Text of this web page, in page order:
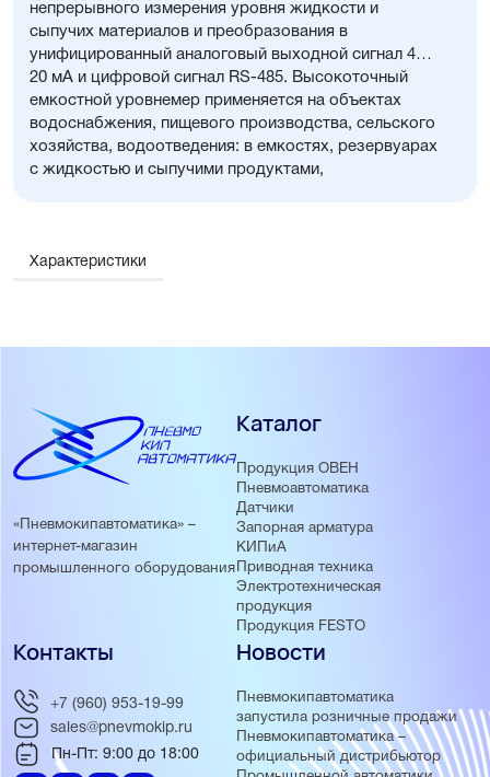
непрерывного измерения уровня жидкости и
сыпучих материалов и преобразования в
унифицированный аналоговый выходной сигнал 4…
20 мА и цифровой сигнал RS-485. Высокоточный
емкостной уровнемер применяется на объектах
водоснабжения, пищевого производства, сельского
хозяйства, водоотведения: в емкостях, резервуарах
с жидкостью и сыпучими продуктами,
Характеристики
«Пневмокипавтоматика» –
интернет-магазин
промышленного оборудования
Каталог
Продукция ОВЕН
Пневмоавтоматика
Датчики
Запорная арматура
КИПиА
Приводная техника
Электротехническая
продукция
Продукция FESTO
Новости
Пневмокипавтоматика
запустила розничные продажи
Пневмокипавтоматика –
официальный дистрибьютор
Контакты
+7 (960) 953-19-99
sales@pnevmokip.ru
Пн-Пт: 9:00 до 18:00